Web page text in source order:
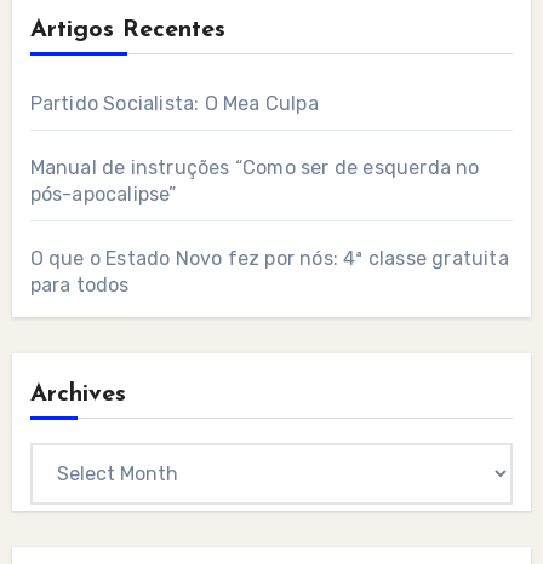
Artigos Recentes
Partido Socialista: O Mea Culpa
Manual de instruções “Como ser de esquerda no
pós-apocalipse”
O que o Estado Novo fez por nós: 4ª classe gratuita
para todos
Archives